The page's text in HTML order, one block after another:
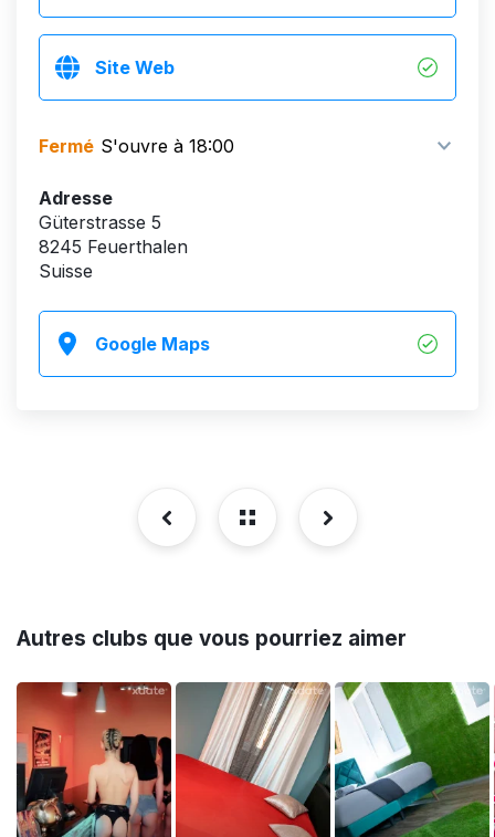
Site Web
Fermé S'ouvre à 18:00
Adresse
Güterstrasse 5
8245 Feuerthalen
Suisse
Google Maps
Autres clubs que vous pourriez aimer